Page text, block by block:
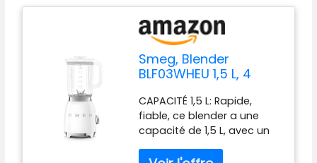
Smeg, Blender
BLF03WHEU 1,5 L, 4
Smoothie, Pulse,
Glace Pilée et
Autonettoyant, Bloc
Moteur et Bouchon
CAPACITÉ 1,5 L: Rapide,
fiable, ce blender a une
capacité de 1,5 L, avec un
et une base pratique avec